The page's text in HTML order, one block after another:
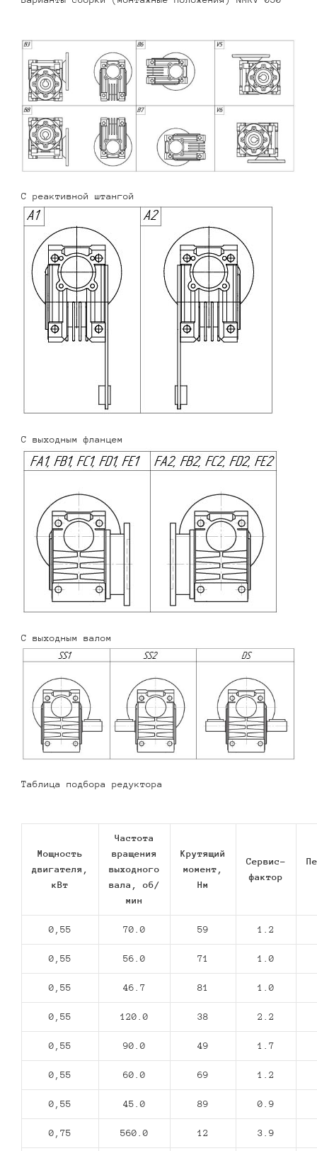
С реактивной штангой
С выходным фланцем
С выходным валом
Таблица подбора редуктора
Мощность
двигателя,
кВт
Частота
вращения
выходного
вала, об/
мин
Крутящий
момент,
Нм
Сервис-
фактор
0,55 70.0 59 1.2
0,55 56.0 71 1.0
0,55 46.7 81 1.0
0,55 120.0 38 2.2
0,55 90.0 49 1.7
0,55 60.0 69 1.2
0,55 45.0 89 0.9
0,75 560.0 12 3.9